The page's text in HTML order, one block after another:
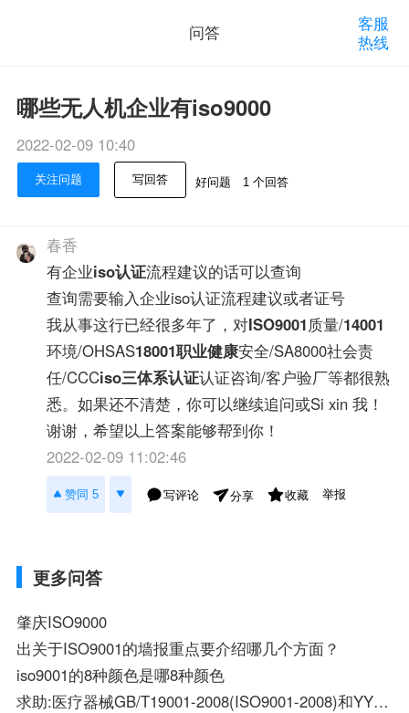
问答
客服
热线
哪些无人机企业有iso9000
2022-02-09 10:40
关注问题 写回答 好问题 1 个回答
春香
有企业iso认证流程建议的话可以查询
查询需要输入企业iso认证流程建议或者证号
我从事这行已经很多年了，对ISO9001质量/14001
环境/OHSAS18001职业健康安全/SA8000社会责
任/CCCiso三体系认证认证咨询/客户验厂等都很熟
悉。如果还不清楚，你可以继续追问或Si xin 我！
谢谢，希望以上答案能够帮到你！
2022-02-09 11:02:46
赞同 5 写评论 分享 收藏 举报
更多问答
肇庆ISO9000
出关于ISO9001的墙报重点要介绍哪几个方面？
iso9001的8种颜色是哪8种颜色
求助:医疗器械GB/T19001-2008(ISO9001-2008)和YY/T0287-2003(ISO13845-2003)